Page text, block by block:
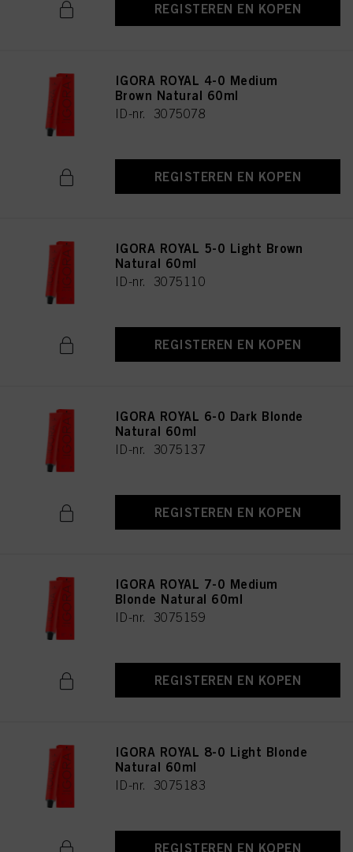
REGISTEREN EN KOPEN
IGORA ROYAL 4-0 Medium
Brown Natural 60ml
ID-nr. 3075078
REGISTEREN EN KOPEN
IGORA ROYAL 5-0 Light Brown
Natural 60ml
ID-nr. 3075110
REGISTEREN EN KOPEN
IGORA ROYAL 6-0 Dark Blonde
Natural 60ml
ID-nr. 3075137
REGISTEREN EN KOPEN
IGORA ROYAL 7-0 Medium
Blonde Natural 60ml
ID-nr. 3075159
REGISTEREN EN KOPEN
IGORA ROYAL 8-0 Light Blonde
Natural 60ml
ID-nr. 3075183
REGISTEREN EN KOPEN